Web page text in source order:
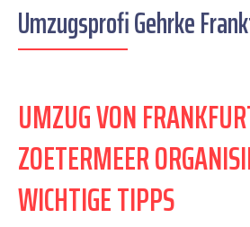
Umzugsprofi Gehrke
UMZUG VON
ZOETERMEER
WICHTIGE TIPPS